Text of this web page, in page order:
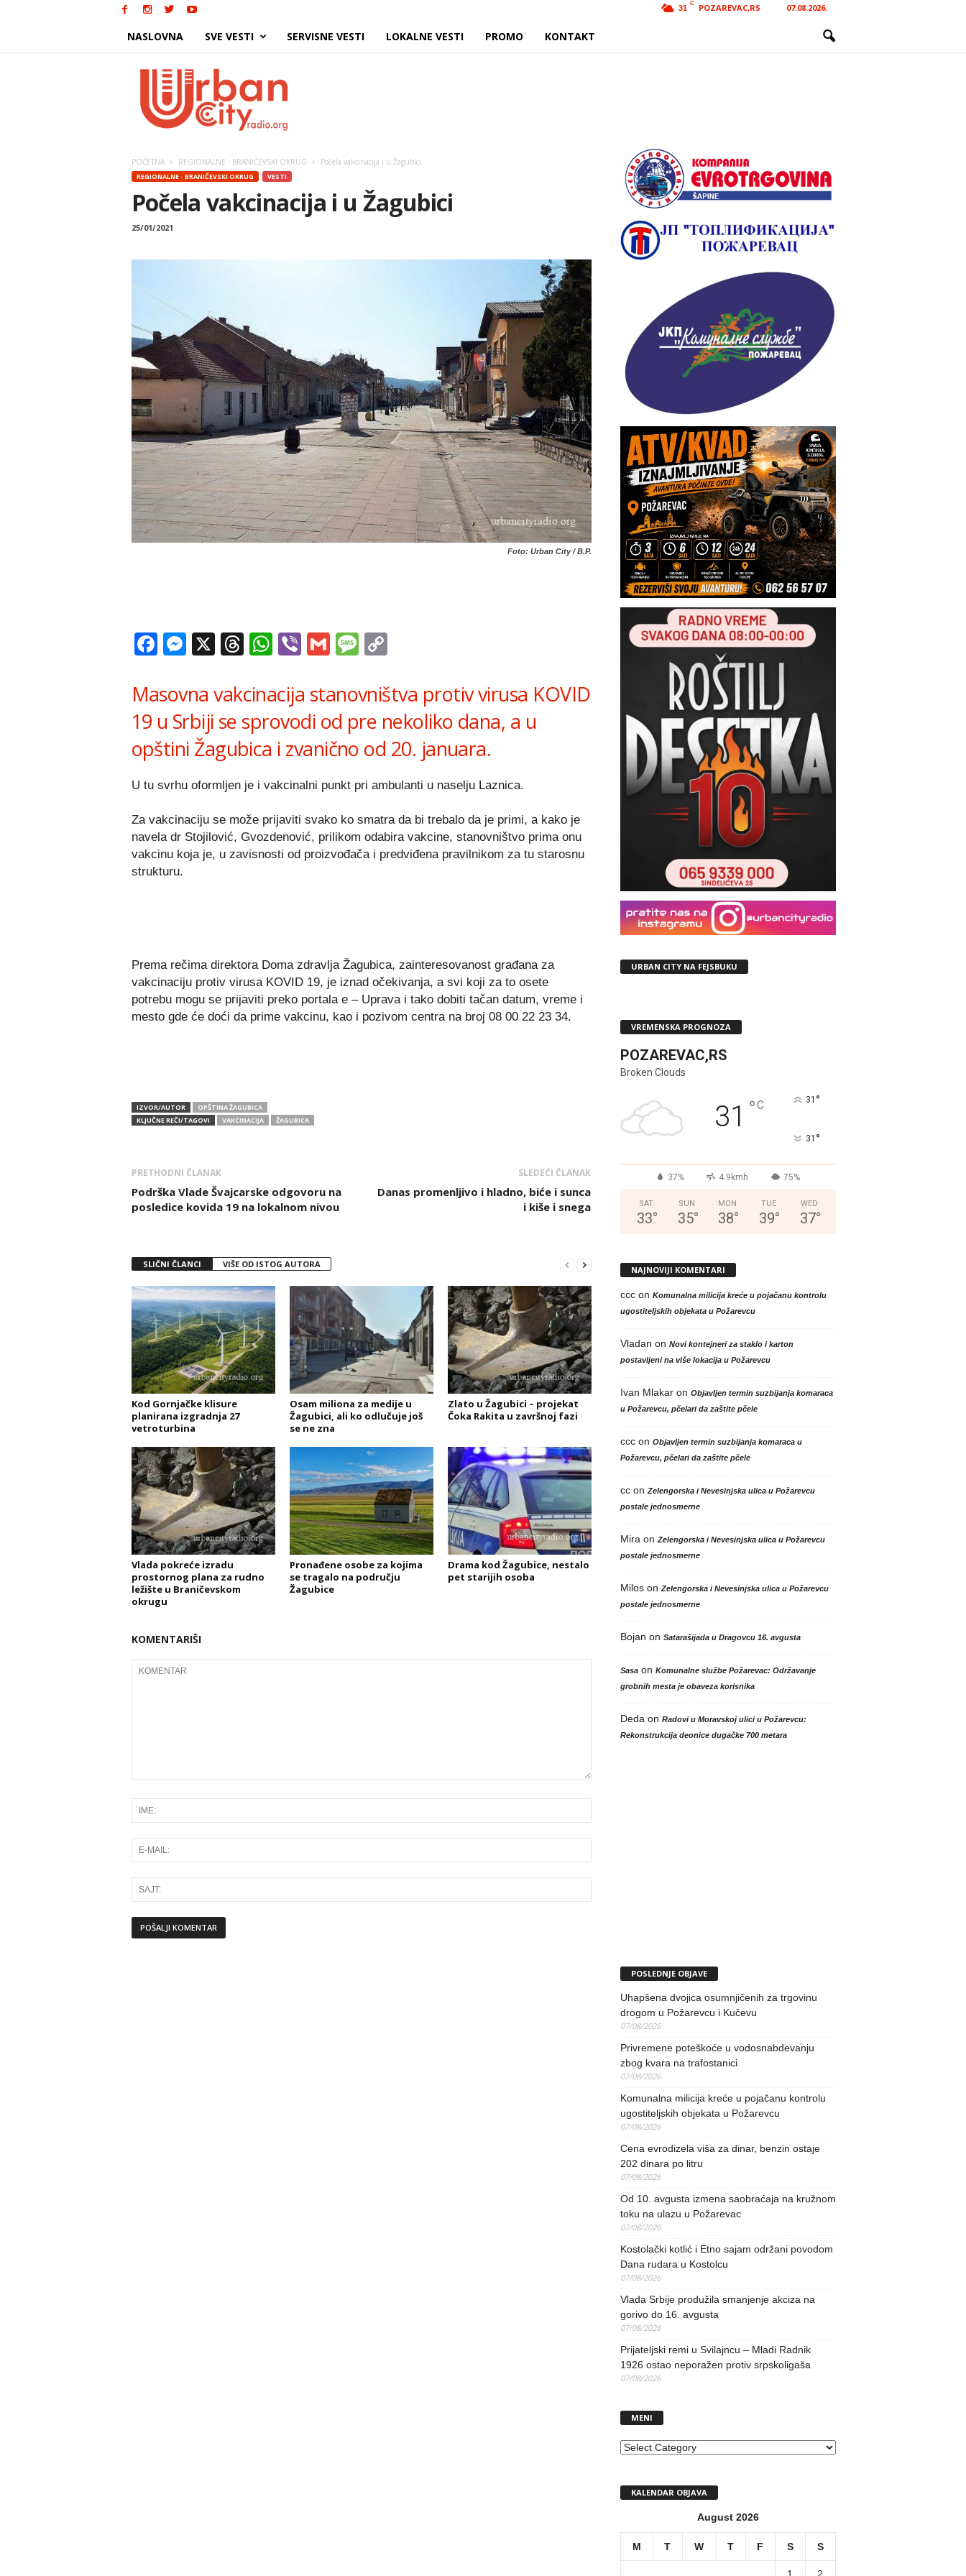
31
C POZAREVAC,RS 07.08.2026.
NASLOVNA SVE VESTI SERVISNE VESTI LOKALNE VESTI PROMO KONTAKT
POČETNA REGIONALNE - BRANIČEVSKI OKRUG Počela vakcinacija i u Žagubici
REGIONALNE - BRANIČEVSKI OKRUG VESTI
Počela vakcinacija i u Žagubici
25/01/2021
Foto: Urban City / B.P.
Facebook
Messenger
X Threads
WhatsApp
ViberGmailMessage
Masovna vakcinacija stanovništva protiv virusa KOVID
19 u Srbiji se sprovodi od pre nekoliko dana, a u
opštini Žagubica i zvanično od 20. januara.
U tu svrhu oformljen je i vakcinalni punkt pri ambulanti u naselju Laznica.
Za vakcinaciju se može prijaviti svako ko smatra da bi trebalo da je primi, a kako je
navela dr Stojilović, Gvozdenović, prilikom odabira vakcine, stanovništvo prima onu
vakcinu koja je, u zavisnosti od proizvođača i predviđena pravilnikom za tu starosnu
strukturu.
Prema rečima direktora Doma zdravlja Žagubica, zainteresovanost građana za
vakcinaciju protiv virusa KOVID 19, je iznad očekivanja, a svi koji za to osete
potrebu mogu se prijaviti preko portala e – Uprava i tako dobiti tačan datum, vreme i
mesto gde će doći da prime vakcinu, kao i pozivom centra na broj 08 00 22 23 34.
IZVOR/AUTOR
OPŠTINA ŽAGUBICA
KLJUČNE REČI/TAGOVI
VAKCINACIJA ŽAGUBICA
PRETHODNI ČLANAK
Podrška Vlade Švajcarske odgovoru na
posledice kovida 19 na lokalnom nivou
SLEDEĆI ČLANAK
Danas promenljivo i hladno, biće i sunca
i kiše i snega
SLIČNI ČLANCI VIŠE OD ISTOG AUTORA
Kod Gornjačke klisure
planirana izgradnja 27
vetroturbina
Osam miliona za medije u
Žagubici, ali ko odlučuje još
se ne zna
Zlato u Žagubici – projekat
Čoka Rakita u završnoj fazi
Vlada pokreće izradu
prostornog plana za rudno
ležište u Braničevskom
okrugu
Pronađene osobe za kojima
se tragalo na području
Žagubice
Drama kod Žagubice, nestalo
pet starijih osoba
KOMENTARIŠI
URBAN CITY NA FEJSBUKU
VREMENSKA PROGNOZA
POZAREVAC,RS
Broken Clouds
31 °C 31 °
31 °
37% 4.9kmh 75%
SAT
33°
SUN
35°
MON
38°
TUE
39°
WED
37°
NAJNOVIJI KOMENTARI
cccon Komunalna milicija kreće u pojačanu kontrolu
ugostiteljskih objekata u Požarevcu
Vladan on Novi kontejneri za staklo i karton
postavljeni na više lokacija u Požarevcu
Ivan Mlakaron Objavljen termin suzbijanja komaraca
u Požarevcu, pčelari da zaštite pčele
cccon Objavljen termin suzbijanja komaraca u
Požarevcu, pčelari da zaštite pčele
ccon Zelengorska i Nevesinjska ulica u Požarevcu
postale jednosmerne
Mira on Zelengorska i Nevesinjska ulica u Požarevcu
postale jednosmerne
Miloson Zelengorska i Nevesinjska ulica u Požarevcu
postale jednosmerne
Bojan on Satarašijada u Dragovcu 16. avgusta
Sasaon Komunalne službe Požarevac: Održavanje
grobnih mesta je obaveza korisnika
Deda on Radovi u Moravskoj ulici u Požarevcu:
Rekonstrukcija deonice dugačke 700 metara
POSLEDNJE OBJAVE
Uhapšena dvojica osumnjičenih za trgovinu
drogom u Požarevcu i Kučevu
07/08/2026
Privremene poteškoće u vodosnabdevanju
zbog kvara na trafostanici
07/08/2026
Komunalna milicija kreće u pojačanu kontrolu
ugostiteljskih objekata u Požarevcu
07/08/2026
Cena evrodizela viša za dinar, benzin ostaje
202 dinara po litru
07/08/2026
Od 10. avgusta izmena saobraćaja na kružnom
toku na ulazu u Požarevac
07/08/2026
Kostolački kotlić i Etno sajam održani povodom
Dana rudara u Kostolcu
07/08/2026
Vlada Srbije produžila smanjenje akciza na
gorivo do 16. avgusta
07/08/2026
Prijateljski remi u Svilajncu – Mladi Radnik
1926 ostao neporažen protiv srpskoligaša
07/08/2026
MENI
MENI
KALENDAR OBJAVA
August 2026
M T W T F S S
1 2